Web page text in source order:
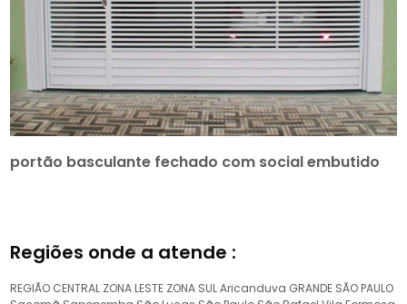
portão basculante fechado com social embutido
Regiões onde a atende :
REGIÃO CENTRAL ZONA LESTE ZONA SULAricanduva GRANDE SÃO PAULO